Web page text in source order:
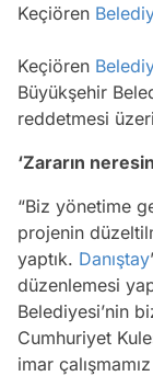
Keçiören
Keçiören
Büyükşehir
reddetmesi
‘Zararın
“Biz yönetime
projenin
yaptık. Danıştay
düzenlemesi
Belediyesi’nin
Cumhuriyet
imar